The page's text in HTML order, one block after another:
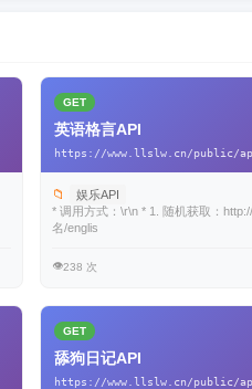
GET
英语格言API
https://www.llslw.cn/public/
📁
娱乐API
* 调用方式：\r\n * 1. 随机获取：
名/englis
👁️238 次
GET
舔狗日记API
https://www.llslw.cn/public/